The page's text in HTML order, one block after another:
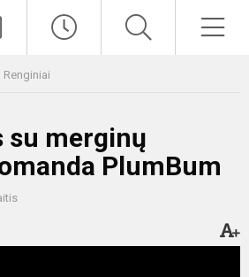
Renginiai
su merginų
PlumBum